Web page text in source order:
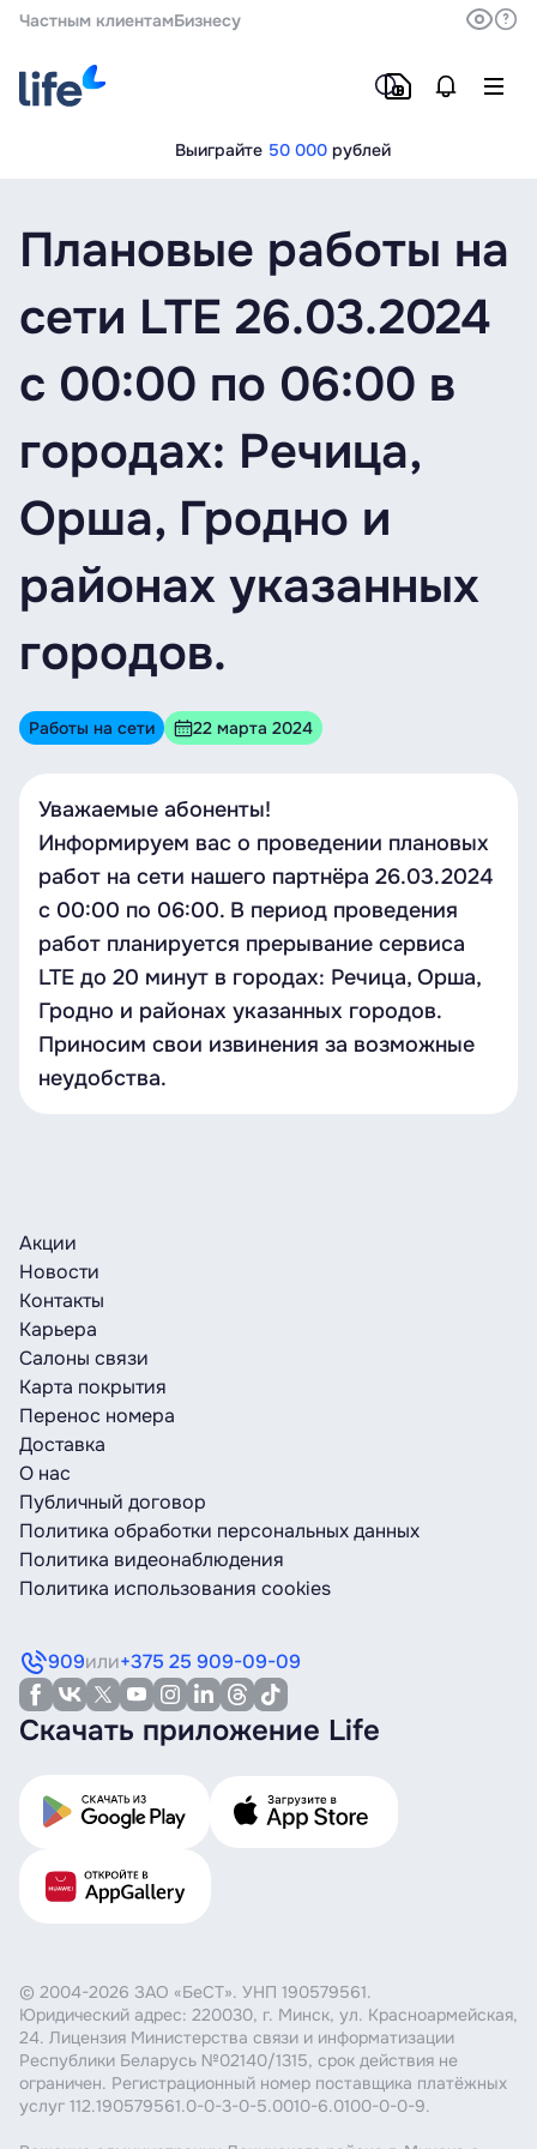
Частным клиентамБизнесу
Выиграйте 50 000 рублей
Плановые работы на
сети LTE 26.03.2024
с 00:00 по 06:00 в
городах: Речица,
Орша, Гродно и
районах указанных
городов.
Работы на сети 22 марта 2024
Уважаемые абоненты!
Информируем вас о проведении плановых
работ на сети нашего партнёра 26.03.2024
с 00:00 по 06:00. В период проведения
работ планируется прерывание сервиса
LTE до 20 минут в городах: Речица, Орша,
Гродно и районах указанных городов.
Приносим свои извинения за возможные
неудобства.
Акции
Новости
Контакты
Карьера
Салоны связи
Карта покрытия
Перенос номера
Доставка
О нас
Публичный договор
Политика обработки персональных данных
Политика видеонаблюдения
Политика использования cookies
909или+375 25 909-09-09
Скачать приложение Life
© 2004-2026 ЗАО «БеСТ». УНП 190579561.
Юридический адрес: 220030, г. Минск, ул. Красноармейская,
24. Лицензия Министерства связи и информатизации
Республики Беларусь №02140/1315, срок действия не
ограничен. Регистрационный номер поставщика платёжных
услуг 112.190579561.0-0-3-0-5.0010-6.0100-0-0-9.